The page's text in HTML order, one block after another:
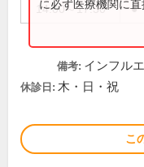
14:00～17:30 ●
に必ず医療機関に直
備考: インフル
休診日: 木・日・祝
こ